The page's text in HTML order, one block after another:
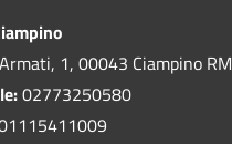
1, 00043 Ciampino RM
02773250580